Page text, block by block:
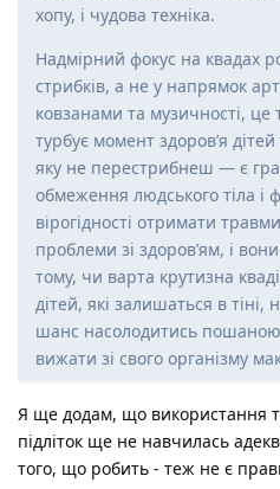
хопу, і чудова техніка.
Надмірний фокус на квадах
стрибків, а не у напрямок
ковзанами та музичності,
турбує момент здоров’я
яку не перестрибнеш — є
обмеження людського тіла і
вірогідності отримати
проблеми зі здоров’ям, і
тому, чи варта крутизна
дітей, які залишаться в
шанс насолодитись
вижати зі свого організму
Я ще додам, що використання
підліток ще не навчилась
того, що робить - теж не є